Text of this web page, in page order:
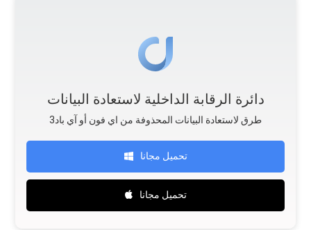
دائرة الرقابة الداخلية لاستعادة البيانات
طرق لاستعادة البيانات المحذوفة من اي فون أو آي باد3
تحميل مجانا
تحميل مجانا